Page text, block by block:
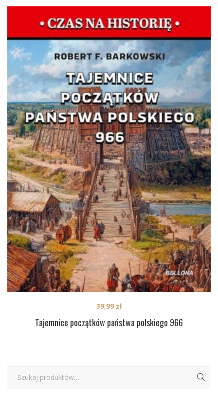
Tajemnice początków państwa polskiego 966
39,99 zł